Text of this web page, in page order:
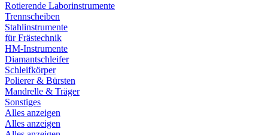
Rotierende Laborinstrumente
Trennscheiben
Stahlinstrumente
für Frästechnik
HM-Instrumente
Diamantschleifer
Schleifkörper
Polierer & Bürsten
Mandrelle & Träger
Sonstiges
Alles anzeigen
Alles anzeigen